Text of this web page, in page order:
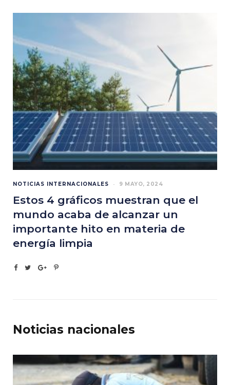
NOTICIAS INTERNACIONALES 9 MAYO, 2024
Estos 4 gráficos muestran que el
mundo acaba de alcanzar un
importante hito en materia de
energía limpia
Noticias nacionales